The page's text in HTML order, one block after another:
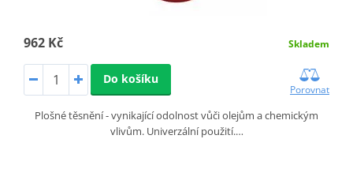
962 Kč Skladem
Do košíku
Porovnat
Plošné těsnění - vynikající odolnost vůči olejům a chemickým
vlivům. Univerzální použití.…